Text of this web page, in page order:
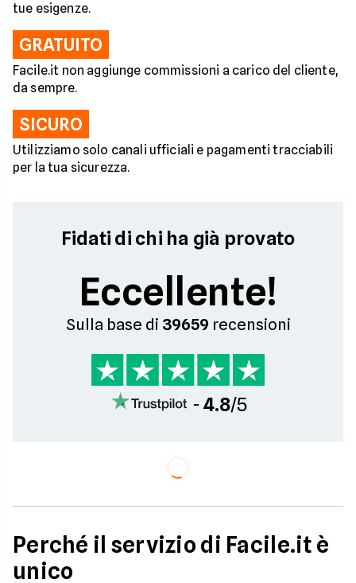
tue esigenze.
GRATUITO
Facile.it non aggiunge commissioni a carico del cliente,
da sempre.
SICURO
Utilizziamo solo canali ufficiali e pagamenti tracciabili
per la tua sicurezza.
Fidati di chi ha già provato
Eccellente!
Sulla base di 39659 recensioni
-4.8/5
Perché il servizio di Facile.it è
unico